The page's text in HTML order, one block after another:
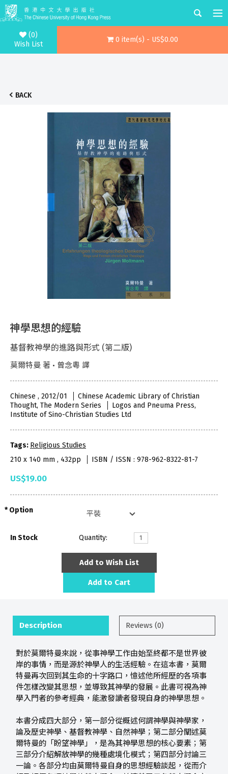
(0)
Wish List
0 item(s) - US$0.00
BACK
神學思想的經驗
基督教神學的進路與形式 (第二版)
莫爾特曼 著 • 曾念粵 譯
Chinese , 2012/01
Chinese Academic Library of Christian
Thought, The Modern Series
Logos and Pneuma Press,
Institute of Sino-Christian Studies Ltd
Tags: Religious Studies
210 x 140 mm , 432pp
ISBN / ISSN : 978-962-8322-81-7
US$19.00
Option
In Stock Quantity:
Add to Wish List
Add to Cart
Description Reviews (0)
對於莫爾特曼來說，從事神學工作由始至終都不是世界彼
岸的事情，而是源於神學人的生活經驗。在這本書，莫爾
特曼再次回到其生命的十字路口，憶述他所經歷的各項事
件怎樣改變其思想，並導致其神學的發展。此書可視為神
學入門者的參考經典，能激發讀者發現自身的神學思想。
本書分成四大部分，第一部分從概述何謂神學與神學家，
論及歷史神學、基督教神學、自然神學；第二部分闡述莫
爾特曼的「盼望神學」，是為其神學思想的核心要素；第
三部分介紹解放神學的幾種處境化模式；第四部分討論三
一論。各部分均由莫爾特曼自身的思想經驗談起，從而介